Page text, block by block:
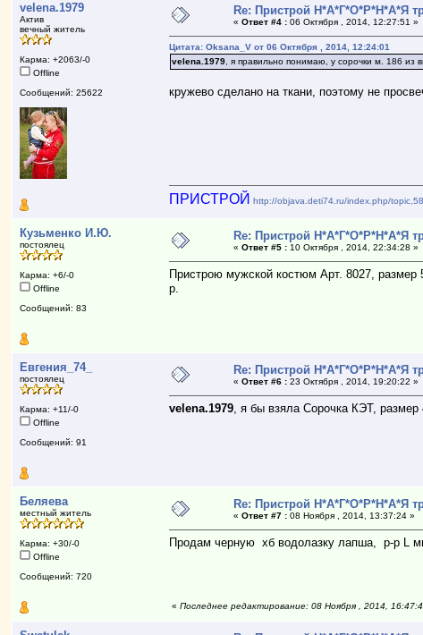
velena.1979
Актив
вечный житель
Карма: +2063/-0
Offline
Сообщений: 25622
Re: Пристрой Н*А*Г*О*Р*Н*А*Я
«Ответ #4 : 06 Октября , 2014, 12:27:51 »
Цитата: Oksana_V от 06 Октября , 2014, 12:24:01
velena.1979 , я правильно понимаю, у сорочки м. 186 из
кружево сделано на ткани, поэтому не
ПРИСТРОЙ http://objava.deti74.ru/index.php/
Кузьменко И.Ю.
постоялец
Карма: +6/-0
Offline
Сообщений: 83
Re: Пристрой Н*А*Г*О*Р*Н*А*Я
«Ответ #5 : 10 Октября , 2014, 22:34:28 »
Пристрою мужской костюм Арт. 8027,
р.
Евгения_74_
постоялец
Карма: +11/-0
Offline
Сообщений: 91
Re: Пристрой Н*А*Г*О*Р*Н*А*Я
«Ответ #6 : 23 Октября , 2014, 19:20:22 »
velena.1979, я бы взяла Сорочка КЭТ, размер
Беляева
местный житель
Карма: +30/-0
Offline
Сообщений: 720
Re: Пристрой Н*А*Г*О*Р*Н*А*Я
«Ответ #7 : 08 Ноября , 2014, 13:37:24 »
Продам черную хб водолазку лапша, р-р L
«Последнее редактирование: 08 Ноября , 2014,